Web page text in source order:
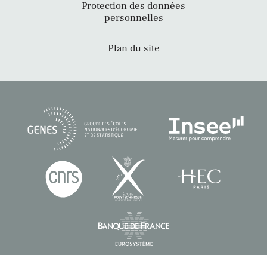
Protection des données
personnelles
Plan du site